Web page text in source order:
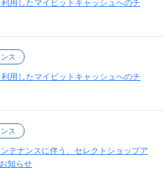
用したマイビットキャッシュへのチ
ス
用したマイビットキャッシュへのチ
ス
テナンスに伴う、セレクトショップア
知らせ